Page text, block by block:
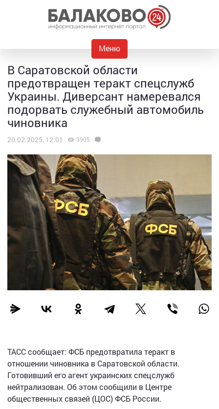
Меню
В Саратовской области
предотвращен теракт спецслужб
Украины. Диверсант намеревался
подорвать служебный автомобиль
чиновника
20.02.2025, 12:01 3905
ТАСС сообщает: ФСБ предотвратила теракт в
отношении чиновника в Саратовской области.
Готовивший его агент украинских спецслужб
нейтрализован. Об этом сообщили в Центре
общественных связей (ЦОС) ФСБ России.